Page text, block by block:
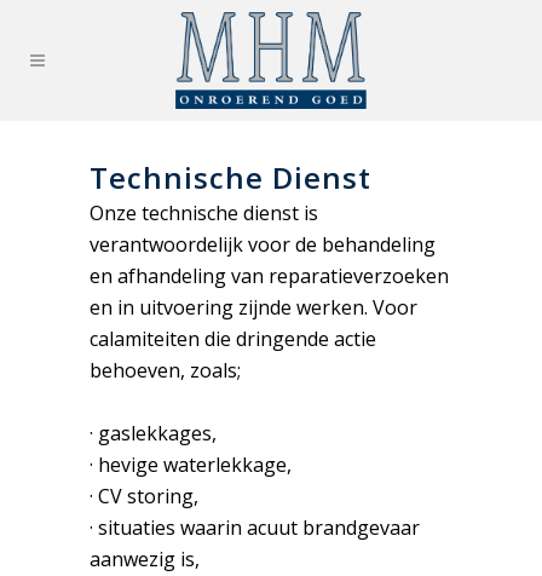
Technische Dienst
Onze technische dienst is
verantwoordelijk voor de behandeling
en afhandeling van reparatieverzoeken
en in uitvoering zijnde werken. Voor
calamiteiten die dringende actie
behoeven, zoals;
· gaslekkages,
· hevige waterlekkage,
· CV storing,
· situaties waarin acuut brandgevaar
aanwezig is,